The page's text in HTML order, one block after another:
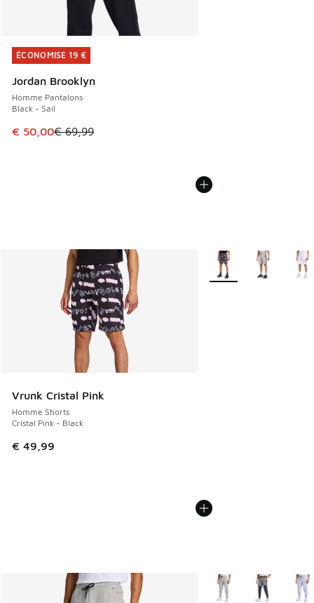
ÉCONOMISE 19 €
Jordan Brooklyn
Homme Pantalons
Black - Sail
Cet article est en promotion. Prix en baisse de € 69,99 à
€ 50,00€ 69,99
ÉCONOMISE 19 €
Vrunk Cristal Pink
Homme Shorts
Cristal Pink - Black
€ 49,99
Plus de couleurs
Plus de couleurs